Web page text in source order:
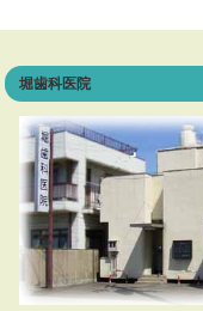
堀歯科医院